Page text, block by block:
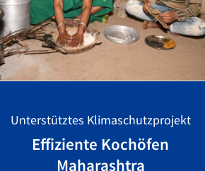
Unterstütztes Klimaschutzprojekt
Effiziente Kochöfen
Maharashtra